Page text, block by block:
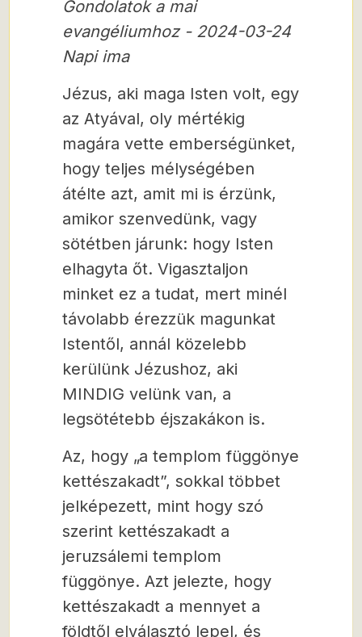
Gondolatok a mai
evangéliumhoz - 2024-03-24
Napi ima
Jézus, aki maga Isten volt, egy
az Atyával, oly mértékig
magára vette emberségünket,
hogy teljes mélységében
átélte azt, amit mi is érzünk,
amikor szenvedünk, vagy
sötétben járunk: hogy Isten
elhagyta őt. Vigasztaljon
minket ez a tudat, mert minél
távolabb érezzük magunkat
Istentől, annál közelebb
kerülünk Jézushoz, aki
MINDIG velünk van, a
legsötétebb éjszakákon is.
Az, hogy „a templom függönye
kettészakadt”, sokkal többet
jelképezett, mint hogy szó
szerint kettészakadt a
jeruzsálemi templom
függönye. Azt jelezte, hogy
kettészakadt a mennyet a
földtől elválasztó lepel, és